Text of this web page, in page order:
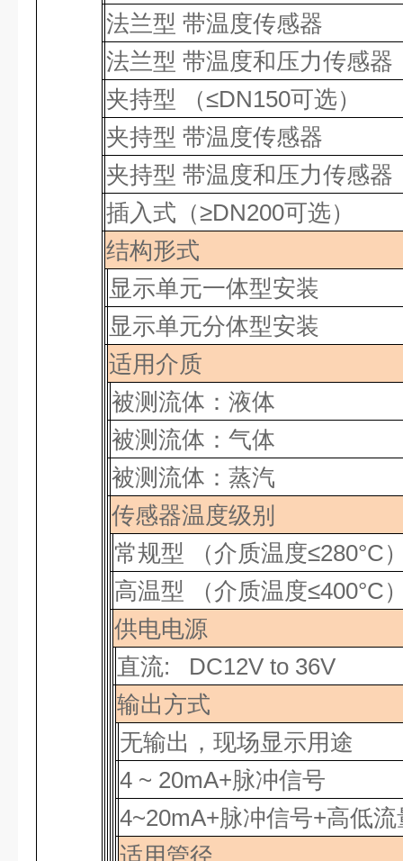
法兰型 带温度传感器
法兰型 带温度和压力传感器
夹持型
（≤DN150可选）
夹持型 带温度传感器
夹持型 带温度和压力传感器
插入式（≥DN200可选）
结构形式
显示单元一体型安装
显示单元分体型安装
适用介质
被测流体：液体
被测流体：气体
被测流体：蒸汽
传感器温度级别
常规型 （介质温度≤280°C
高温型 （介质温度≤400°C
供电电源
直流: DC12V to 36V
输出方式
无输出，现场显示用途
4 ~ 20mA+脉冲信号
4~20mA+脉冲信号+高低
适用管径